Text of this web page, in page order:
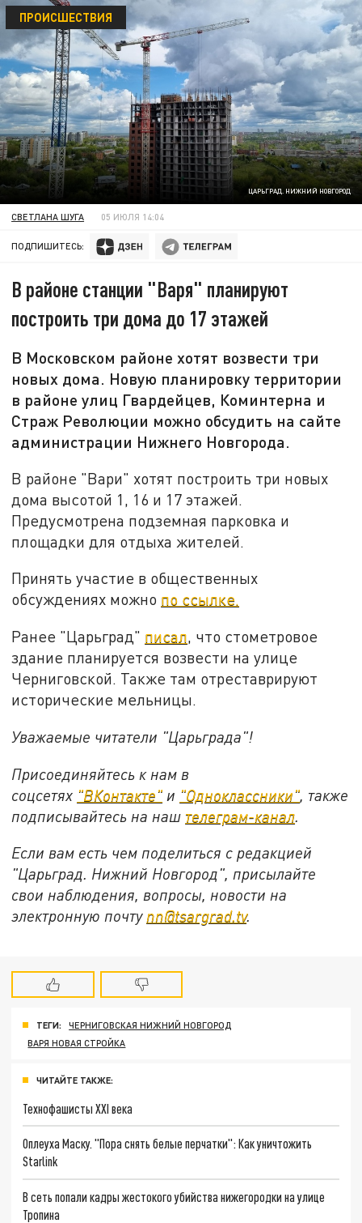
ЦАРЬГРАД. НИЖНИЙ НОВГОРОД
ПРОИСШЕСТВИЯ
СВЕТЛАНА ШУГА 05 ИЮЛЯ 14:04
ПОДПИШИТЕСЬ:
В районе станции "Варя" планируют
построить три дома до 17 этажей
В Московском районе хотят возвести три
новых дома. Новую планировку территории
в районе улиц Гвардейцев, Коминтерна и
Страж Революции можно обсудить на сайте
администрации Нижнего Новгорода.
В районе "Вари" хотят построить три новых
дома высотой 1, 16 и 17 этажей.
Предусмотрена подземная парковка и
площадки для отдыха жителей.
Принять участие в общественных
обсуждениях можно по ссылке.
Ранее "Царьград" писал, что стометровое
здание планируется возвести на улице
Черниговской. Также там отреставрируют
исторические мельницы.
Уважаемые читатели "Царьграда"!
Присоединяйтесь к нам в
соцсетях "ВКонтакте" и "Одноклассники" также
подписывайтесь на наш телеграм-канал
Если вам есть чем поделиться с редакцией
"Царьград. Нижний Новгород", присылайте
свои наблюдения, вопросы, новости на
электронную почту nn@tsargrad.tv.
ТЕГИ:
ЧЕРНИГОВСКАЯ НИЖНИЙ НОВГОРОД
ВАРЯ НОВАЯ СТРОЙКА
ЧИТАЙТЕ ТАКЖЕ:
Технофашисты XXI века
Оплеуха Маску. "Пора снять белые перчатки": Как уничтожить
Starlink
В сеть попали кадры жестокого убийства нижегородки на улице
Тропина